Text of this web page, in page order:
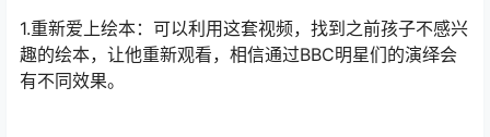
1.重新爱上绘本：可以利用这套视频，找到之前孩子不感兴
趣的绘本，让他重新观看，相信通过BBC明星们的演绎会
有不同效果。